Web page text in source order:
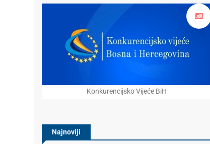
Konkurencijsko Vijeće BiH
Najnoviji